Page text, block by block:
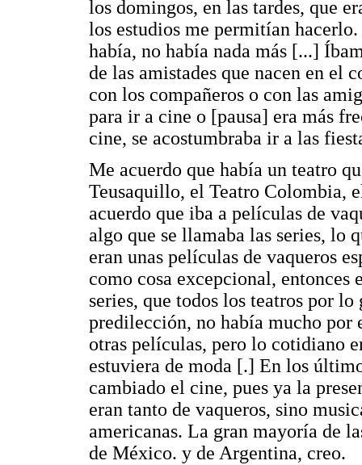
los domingos, en las tardes, que
los estudios me permitían
había, no había nada más [...]
de las amistades que nacen en el
con los compañeros o con las
para ir a cine o [pausa] era más
cine, se acostumbraba ir a las
Me acuerdo que había un teatro
Teusaquillo, el Teatro Colombia,
acuerdo que iba a películas de
algo que se llamaba las series, lo
eran unas películas de vaqueros
como cosa excepcional,
series, que todos los teatros por
predilección, no había mucho por
otras películas, pero lo cotidiano
estuviera de moda [.] En los
cambiado el cine, pues ya la
eran tanto de vaqueros, sino
americanas. La gran mayoría de
de México. y de Argentina, creo.